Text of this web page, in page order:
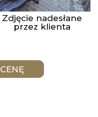
Zdjęcie nadesłane
przez klienta